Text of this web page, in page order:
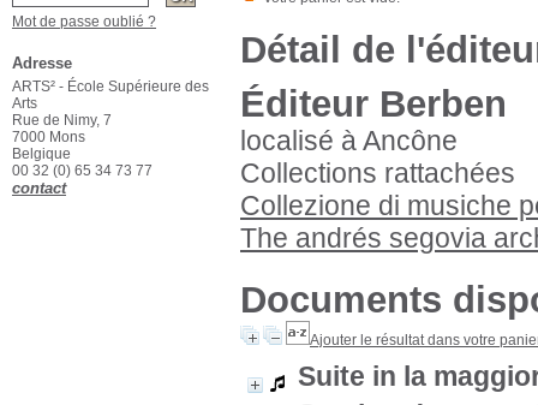
Détail de
Éditeur Berben
localisé à Ancône
Collections rattachées
Collezione di musiche
The andrés segovia
Documents
Ajouter le résultat dans votre
Suite in la
Mot de passe oublié ?
Adresse
ARTS² - École Supérieure des
Arts
Rue de Nimy, 7
7000 Mons
Belgique
00 32 (0) 65 34 73 77
contact